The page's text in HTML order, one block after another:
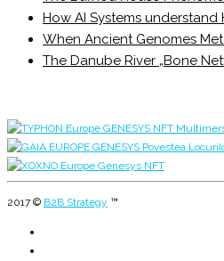
How AI Systems understand
When Ancient Genomes
The Danube River „Bone
2017 © B2B Strategy ™